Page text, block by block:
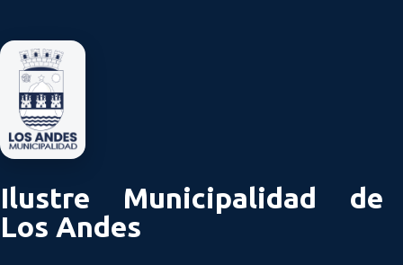
Ilustre Municipalidad de
Los Andes